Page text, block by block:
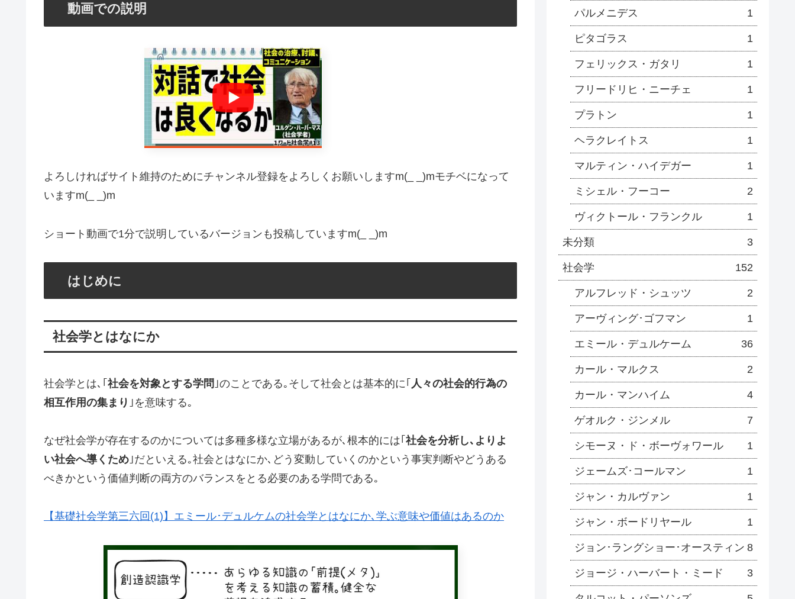
動画での説明
よろしければサイト維持のためにチャンネル登録をよろしくお願いしますm(_ _)mモチベになって
いますm(_ _)m
ショート動画で1分で説明しているバージョンも投稿していますm(_ _)m
はじめに
社会学とはなにか
社会学とは､｢ 社会を対象とする学問 ｣のことである｡そして社会とは基本的に｢ 人々の社会的行為の
相互作用の集まり ｣を意味する｡
なぜ社会学が存在するのかについては多種多様な立場があるが､根本的には｢ 社会を分析し､よりよ
い社会へ導くため ｣だといえる｡社会とはなにか､どう変動していくのかという事実判断やどうある
べきかという価値判断の両方のバランスをとる必要のある学問である｡
【基礎社会学第三六回(1)】エミール･デュルケムの社会学とはなにか､学ぶ意味や価値はあるのか
パルメニデス 1
ピタゴラス 1
フェリックス・ガタリ 1
フリードリヒ・ニーチェ 1
プラトン 1
ヘラクレイトス 1
マルティン・ハイデガー 1
ミシェル・フーコー 2
ヴィクトール・フランクル 1
未分類 3
社会学 152
アルフレッド・シュッツ 2
アーヴィング･ゴフマン 1
エミール・デュルケーム 36
カール・マルクス 2
カール・マンハイム 4
ゲオルク・ジンメル 7
シモーヌ・ド・ボーヴォワール 1
ジェームズ･コールマン 1
ジャン・カルヴァン 1
ジャン・ボードリヤール 1
ジョン･ラングショー･オースティン 8
ジョージ・ハーバート・ミード 3